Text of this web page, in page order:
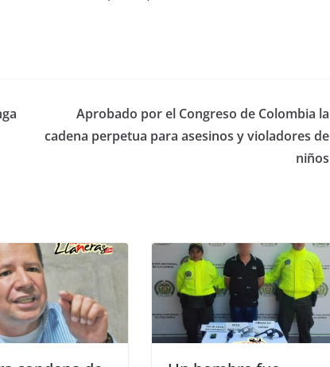
Aprobado por el Congreso de Colombia la
cadena perpetua para asesinos y violadores de
niños